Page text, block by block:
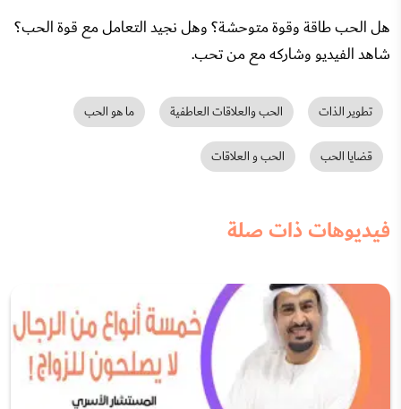
هل الحب طاقة وقوة متوحشة؟ وهل نجيد التعامل مع قوة الحب؟
شاهد الفيديو وشاركه مع من تحب.
تطوير الذات الحب والعلاقات العاطفية ما هو الحب
قضايا الحب الحب و العلاقات
فيديوهات ذات صلة